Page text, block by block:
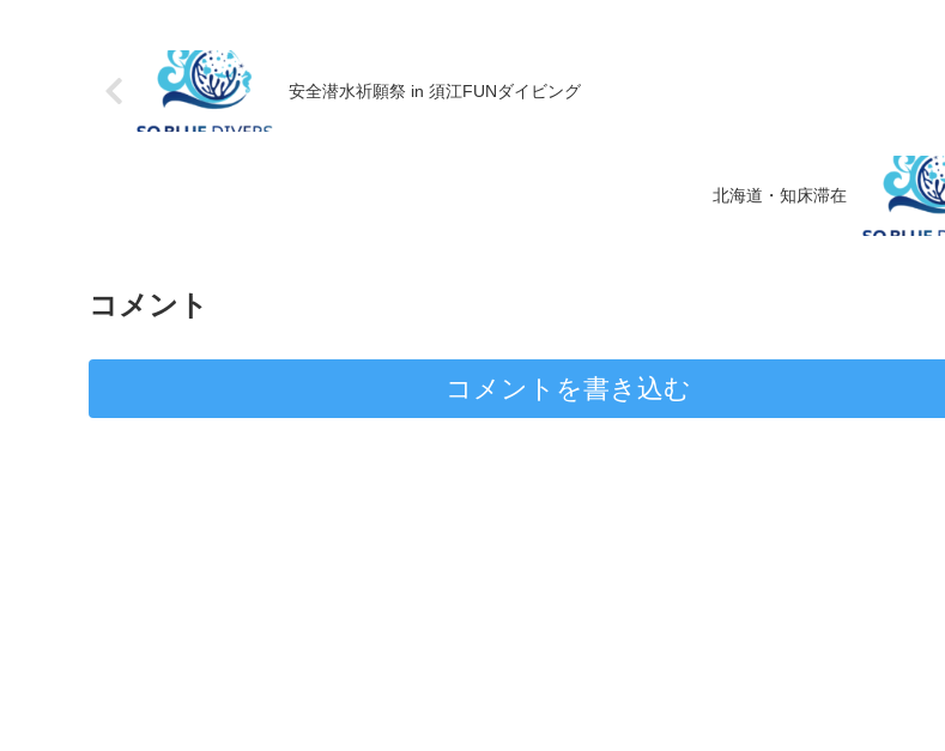
安全潜水祈願祭 in 須江FUNダイビング
北海道・知床滞在
コメント
コメントを書き込む